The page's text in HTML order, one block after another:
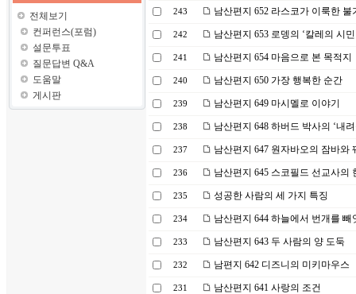
전체보기
컨퍼런스(포럼)
설문투표
질문답변 Q&A
도움말
게시판
243 남산편지 652 라스코가 이룩한 불
242 남산편지 653 로뎅의 ‘칼레의 시민
241 남산편지 654 마음으로 본 목적지
240 남산편지 650 가장 행복한 순간
239 남산편지 649 마시멜로 이야기
238 남산편지 648 하버드 박사의 ‘내
237 남산편지 647 원자바오의 잠바와
236 남산편지 645 스코필드 선교사의
235 성공한 사람의 세 가지 특징
234 남산편지 644 하늘에서 번개를 빼
233 남산편지 643 두 사람의 양 도둑
232 남편지 642 디즈니의 미키마우스
231 남산편지 641 사랑의 조건